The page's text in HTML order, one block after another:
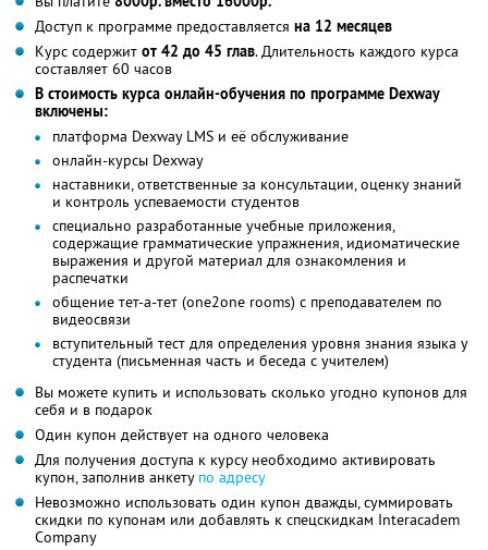
Доступ к программе предоставляется на 12 месяцев
Курс содержит от 42 до 45 глав. Длительность каждого курса
составляет 60 часов
В стоимость курса онлайн-обучения по программе Dexway
включены:
платформа Dexway LMS и её обслуживание
онлайн-курсы Dexway
наставники, ответственные за консультации, оценку знаний
и контроль успеваемости студентов
специально разработанные учебные приложения,
содержащие грамматические упражнения, идиоматические
выражения и другой материал для ознакомления и
распечатки
общение тет-а-тет (one2one rooms) с преподавателем по
видеосвязи
вступительный тест для определения уровня знания языка у
студента (письменная часть и беседа с учителем)
Вы можете купить и использовать сколько угодно купонов для
себя и в подарок
Один купон действует на одного человека
Для получения доступа к курсу необходимо активировать
купон, заполнив анкету по адресу
Невозможно использовать один купон дважды, суммировать
скидки по купонам или добавлять к спецскидкам Interacadem
Company